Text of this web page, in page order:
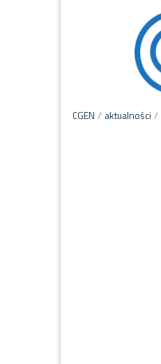
CGEN / aktualności /